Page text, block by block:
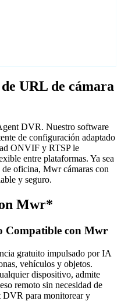
URL de cámara
DVR. Nuestro software
de configuración adaptado
ONVIF y RTSP le
entre plataformas. Ya sea
oficina, Mwr cámaras con
y seguro.
Mwr*
Compatible con Mwr
gratuito impulsado por IA
vehículos y objetos.
dispositivo, admite
remoto sin necesidad de
DVR para monitorear y